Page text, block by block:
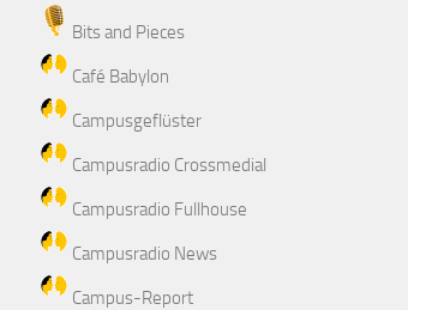
Bits and Pieces
Café Babylon
Campusgeflüster
Campusradio Crossmedial
Campusradio Fullhouse
Campusradio News
Campus-Report